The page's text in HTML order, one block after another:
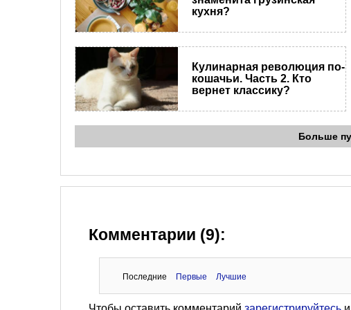
кухня?
Кулинарная революция по-
кошачьи. Часть 2. Кто
вернет классику?
Больше
Комментарии (9):
Последние Первые Лучшие